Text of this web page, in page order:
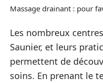
Massage drainant : pour
Les nombreux
Saunier, et leurs
permettent de
soins. En prenant le